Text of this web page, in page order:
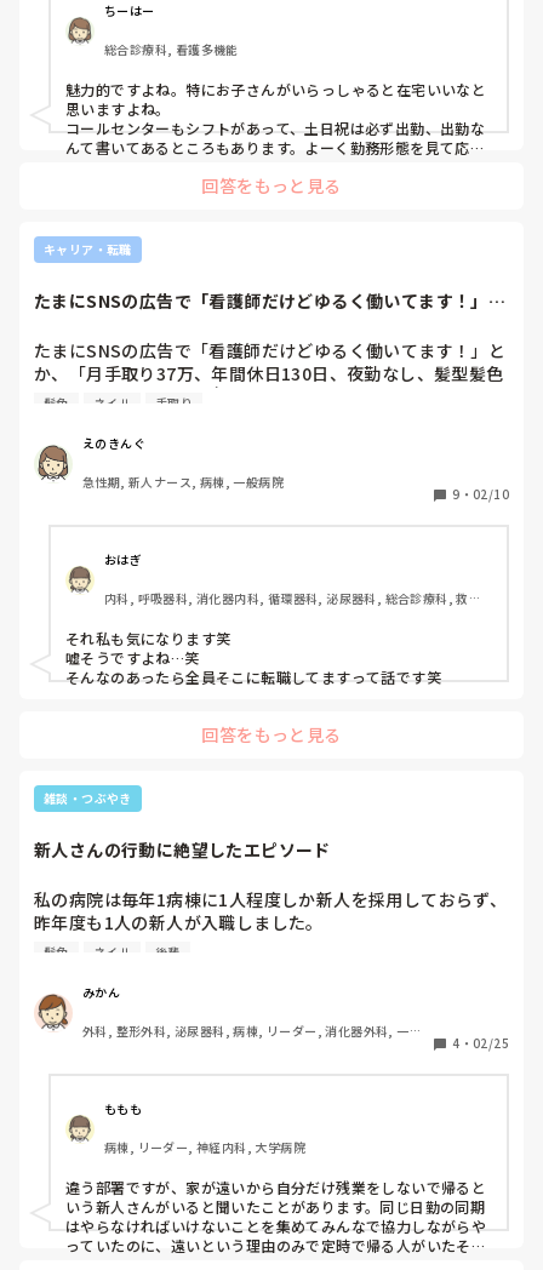
ちーはー
総合診療科, 看護多機能
魅力的ですよね。特にお子さんがいらっしゃると在宅いいなと
思いますよね。
コールセンターもシフトがあって、土日祝は必ず出勤、出勤な
んて書いてあるところもあります。よーく勤務形態を見て応募
働いてみて、デスクワークがやれるかどうかが決め手だと思い
ます!
回答をもっと見る
キャリア・転職
たまにSNSの広告で「看護師だけどゆるく働いてます！」と
たまにSNSの広告で「看護師だけどゆるく働いてます！」と
か、「月手取り37万、年間休日130日、夜勤なし、髪型髪色
自由、ネイルオッケー👌」みたいなのあるけど、どんな職場
て何？？ほんとにあんのかな？？笑笑
髪色 ネイル 手取り
えのきんぐ
急性期, 新人ナース, 病棟, 一般病院
9 ・ 02/10
おはぎ
内科, 呼吸器科, 消化器内科, 循環器科, 泌尿器科, 総合診療科, 救急
期, 終末期, 透析
それ私も気になります笑
嘘そうですよね…笑
そんなのあったら全員そこに転職してますって話です笑
回答をもっと見る
雑談・つぶやき
新人さんの行動に絶望したエピソード
私の病院は毎年1病棟に1人程度しか新人を採用しておらず、
昨年度も1人の新人が入職しました。
す。1年に1病棟7〜10人の新人を採用するような大きな病院
にいた私からすると、本当に手厚い教育をしていると思いま
す。
元々飄々としていて「新人っぽさ」のない、注意をしてもあ
まり響いていないような人柄の新人さんです。その子も4月
に2年目ナースとなり、後輩も入ってくるので、しっかりし
てもらわないとな〜なんて思っていました。
2年目ナースとなり4月最初の出勤日。その子は髪の毛のイン
ナーカラーを青に染め、ピンク色のジェルネイルをしてきま
した。もちろんそんな派手な髪色も、ジェルネイルも禁止さ
髪色 ネイル 後輩
みかん
外科, 整形外科, 泌尿器科, 病棟, リーダー, 消化器外科, 一般
4 ・ 02/25
ももも
病棟, リーダー, 神経内科, 大学病院
違う部署ですが、家が遠いから自分だけ残業をしないで帰ると
いう新人さんがいると聞いたことがあります。同じ日勤の同期
はやらなければいけないことを集めてみんなで協力しながらや
っていたのに、遠いという理由のみで定時で帰る人がいたそう